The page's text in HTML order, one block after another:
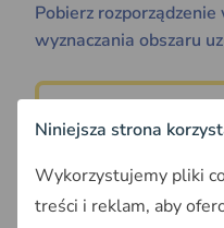
Pobierz
wyznaczania obszaru
Przeczytaj także:
Plan ogólny
zawiera?
Niniejsza strona
Wykorzystujemy pliki
treści i reklam, aby